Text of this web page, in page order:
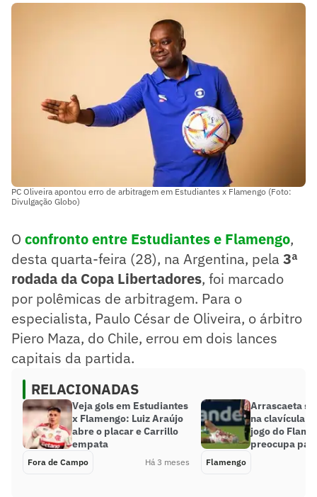
PC Oliveira apontou erro de arbitragem em Estudiantes x Flamengo (Foto:
Divulgação Globo)
O confronto entre Estudiantes e Flamengo,
desta quarta-feira (28), na Argentina, pela 3ª
rodada da Copa Libertadores, foi marcado
por polêmicas de arbitragem. Para o
especialista, Paulo César de Oliveira, o árbitro
Piero Maza, do Chile, errou em dois lances
capitais da partida.
RELACIONADAS
Veja gols em Estudiantes
x Flamengo: Luiz Araújo
abre o placar e Carrillo
empata
Fora de Campo Há 3 meses
Arrascaeta
na clavícula
jogo do
preocupa
Flamengo